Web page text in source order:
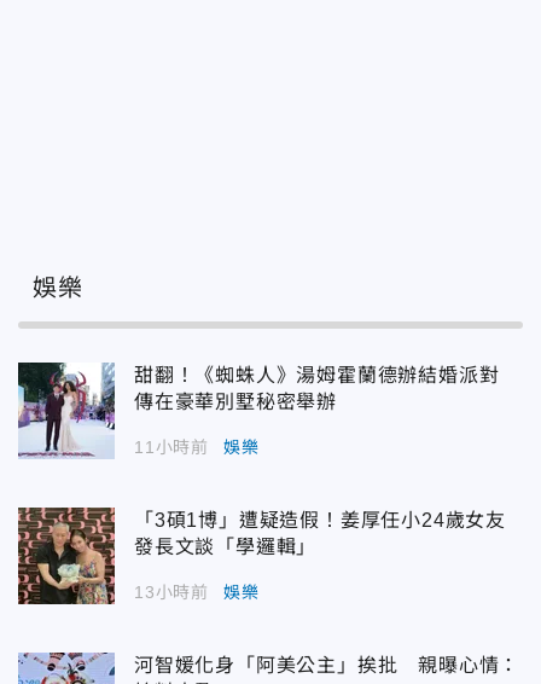
娛樂
甜翻！《蜘蛛人》湯姆霍蘭德辦結婚派對
傳在豪華別墅秘密舉辦
11小時前 娛樂
「3碩1博」遭疑造假！姜厚任小24歲女友
發長文談「學邏輯」
13小時前 娛樂
河智媛化身「阿美公主」挨批 親曝心情：